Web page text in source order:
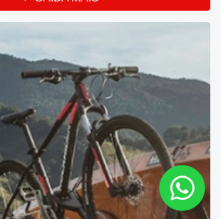
Eclipse Cross
Seminovos
Vendas Diretas
Serviços e Benefícios
Agendar Serviços
Peças
Acessórios